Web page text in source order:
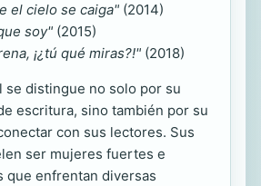
el cielo se caiga" (2014)
soy" (2015)
¡¿tú qué miras?!" (2018)
se distingue no solo por su
escritura, sino también por su
con sus lectores. Sus
ser mujeres fuertes e
que enfrentan diversas